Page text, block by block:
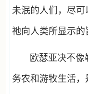
未泯的人们，尽
祂向人类所显示的
欧瑟亚决不
务农和游牧生活